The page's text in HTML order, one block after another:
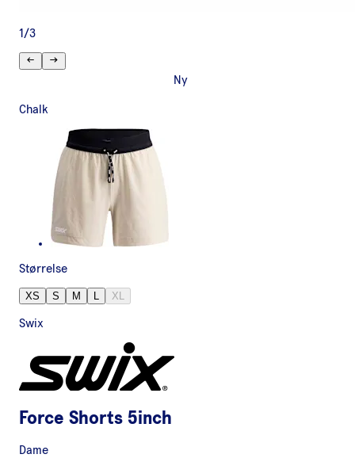
1 /3
Ny
Chalk
Størrelse
XS S M L XL
Swix
Force Shorts 5inch
Dame